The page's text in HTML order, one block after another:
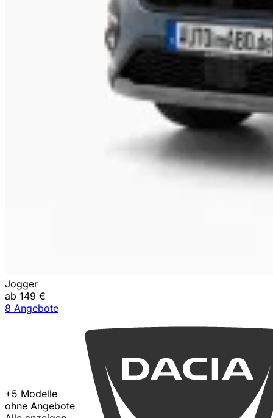
Jogger
ab 149 €
8 Angebote
+5 Modelle
ohne Angebote